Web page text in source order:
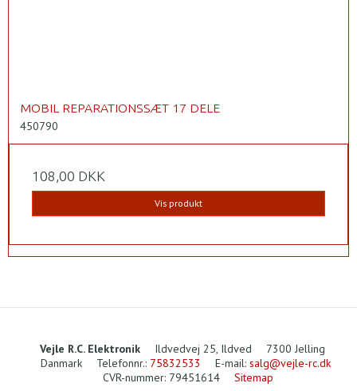
MOBIL REPARATIONSSÆT 17 DELE
450790
108,00 DKK
Vis produkt
Vejle R.C. Elektronik Ildvedvej 25, Ildved
7300 Jelling
Danmark
Telefonnr.: 75832533 E-mail: salg@vejle-rc.dk
CVR-nummer: 79451614 Sitemap